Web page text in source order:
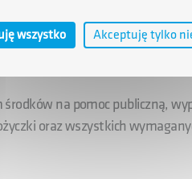
będzie do przygotowania
konkurencyjności na rynku.
na pomoc publiczną,
oraz wszystkich
wszystko Akceptuję tylko